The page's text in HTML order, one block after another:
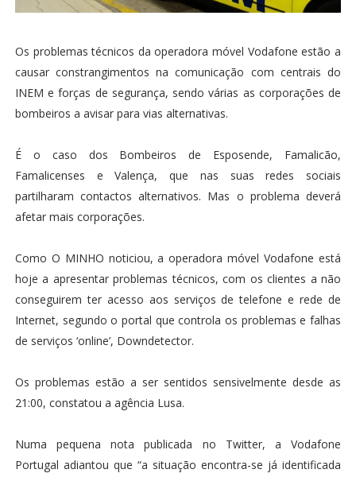
Os problemas técnicos da operadora móvel Vodafone estão a
causar constrangimentos na comunicação com centrais do
INEM e forças de segurança, sendo várias as corporações de
bombeiros a avisar para vias alternativas.
É o caso dos Bombeiros de Esposende, Famalicão,
Famalicenses e Valença, que nas suas redes sociais
partilharam contactos alternativos. Mas o problema deverá
afetar mais corporações.
Como O MINHO noticiou, a operadora móvel Vodafone está
hoje a apresentar problemas técnicos, com os clientes a não
conseguirem ter acesso aos serviços de telefone e rede de
Internet, segundo o portal que controla os problemas e falhas
de serviços ‘online’, Downdetector.
Os problemas estão a ser sentidos sensivelmente desde as
21:00, constatou a agência Lusa.
Numa pequena nota publicada no Twitter, a Vodafone
Portugal adiantou que “a situação encontra-se já identificada